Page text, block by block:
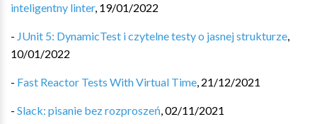
inteligentny linter, 19/01/2022
- JUnit 5: DynamicTest i czytelne testy o jasnej strukturze,
10/01/2022
- Fast Reactor Tests With Virtual Time, 21/12/2021
- Slack: pisanie bez rozproszeń,02/11/2021